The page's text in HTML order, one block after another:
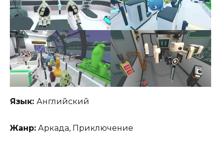
Язык: Английский
Жанр: Аркада, Приключение